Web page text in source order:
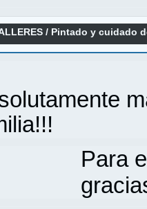
/ Pintado y cuidado
miniaturas a los 81
Para